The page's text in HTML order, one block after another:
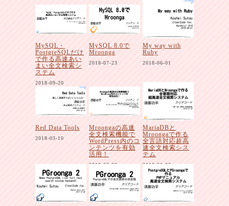
MySQL・
PostgreSQLだけ
で作る高速あい
まい全文検索シ
ステム
2018-09-20
MySQL 8.0で
Mroonga
2018-07-23
My way with
Ruby
2018-06-01
Red Data Tools
2018-03-10
Mroongaの高速
全文検索機能で
WordPress内のコ
ンテンツを有効
活用！
2018-02-09
MariaDBと
Mroongaで作る
全言語対応超高
速全文検索シス
テム
2018-01-30